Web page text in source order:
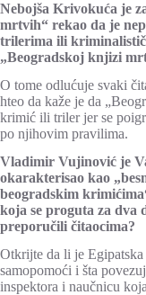
Nebojša Krivokuća je
mrtvih“ rekao da je
trilerima ili
„Beogradskoj knjizi
O tome odlućuje svaki
hteo da kaže je da
krimić ili triler jer se
po njihovim pravilima.
Vladimir Vujinović je
okarakterisao kao
beogradskim
koja se proguta za dva
preporučili čitaocima?
Otkrijte da li je
samopomoći i šta
inspektora i naučnicu